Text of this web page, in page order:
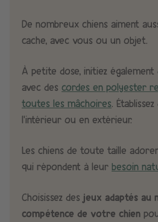
De nombreux chiens aiment
cache, avec vous ou un objet.
À petite dose, initiez
avec des cordes en polyester
toutes les mâchoires.
l’intérieur ou en extérieur.
Les chiens de toute taille
qui répondent à leur besoin
Choisissez des jeux adaptés au
compétence de votre chien